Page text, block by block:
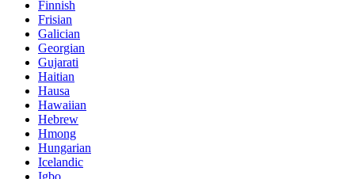
Finnish
Frisian
Galician
Georgian
Gujarati
Haitian
Hausa
Hawaiian
Hebrew
Hmong
Hungarian
Icelandic
Igbo